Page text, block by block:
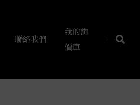
聯絡我們
我的詢
價車